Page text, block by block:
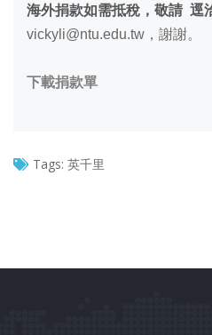
海外捐款如需抵稅，敬請 逕
vickyli@ntu.edu.tw，謝謝。
下載捐款單
Tags: 英千里